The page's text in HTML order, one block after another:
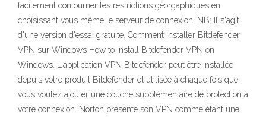
facilement contourner les restrictions géorgaphiques en
choisissant vous même le serveur de connexion. NB: Il s'agit
d'une version d'essai gratuite. Comment installer Bitdefender
VPN sur Windows How to install Bitdefender VPN on
Windows. L'application VPN Bitdefender peut être installée
depuis votre produit Bitdefender et utilisée à chaque fois que
vous voulez ajouter une couche supplémentaire de protection à
votre connexion. Norton présente son VPN comme étant une